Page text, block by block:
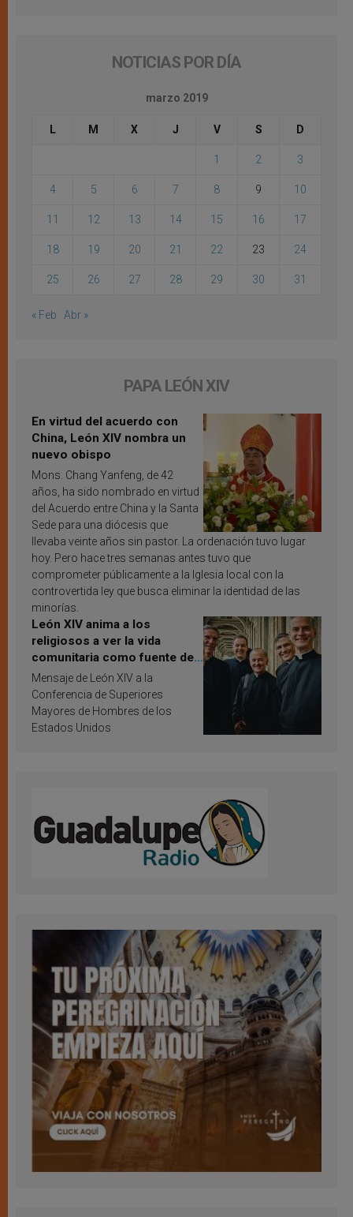
NOTICIAS POR DÍA
marzo 2019
L M X J V S D
1 2 3
4 5 6 7 8 9 10
11 12 13 14 15 16 17
18 19 20 21 22 23 24
25 26 27 28 29 30 31
« Feb Abr »
PAPA LEÓN XIV
En virtud del acuerdo con
China, León XIV nombra un
nuevo obispo
Mons. Chang Yanfeng, de 42
años, ha sido nombrado en virtud
del Acuerdo entre China y la Santa
Sede para una diócesis que
llevaba veinte años sin pastor. La ordenación tuvo lugar
hoy. Pero hace tres semanas antes tuvo que
comprometer públicamente a la Iglesia local con la
controvertida ley que busca eliminar la identidad de las
minorías.
León XIV anima a los
religiosos a ver la vida
comunitaria como fuente de
inspiración y santificación
Mensaje de León XIV a la
Conferencia de Superiores
Mayores de Hombres de los
Estados Unidos